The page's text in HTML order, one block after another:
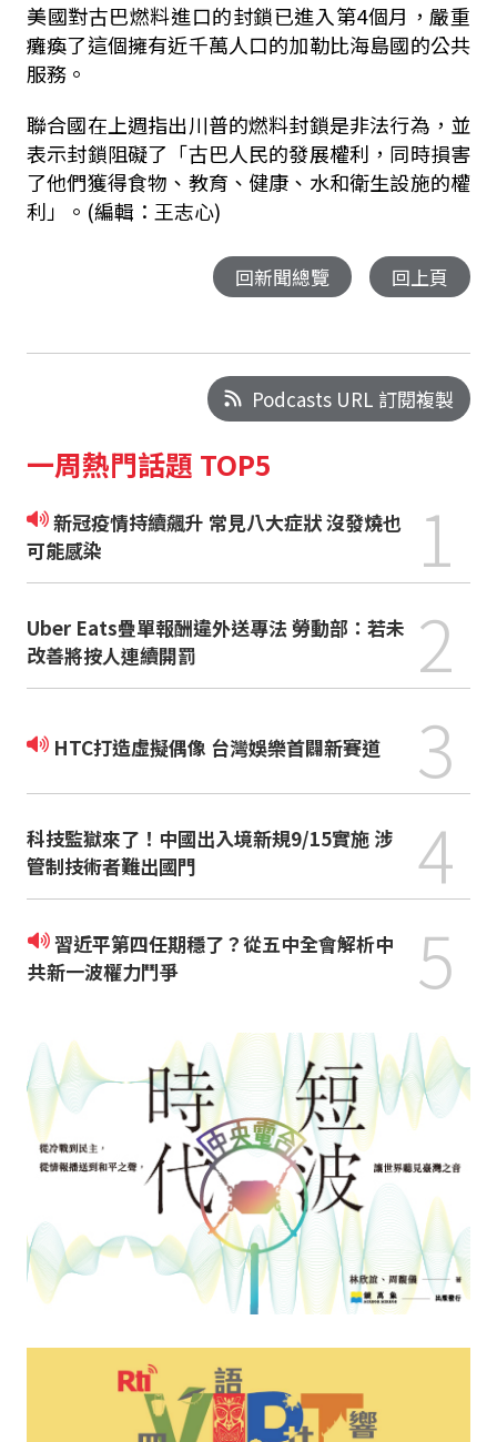
美國對古巴燃料進口的封鎖已進入第4個月，嚴重
癱瘓了這個擁有近千萬人口的加勒比海島國的公共
服務。
聯合國在上週指出川普的燃料封鎖是非法行為，並
表示封鎖阻礙了「古巴人民的發展權利，同時損害
了他們獲得食物、教育、健康、水和衛生設施的權
利」。(編輯：王志心)
回新聞總覽 回上頁
Podcasts URL 訂閱複製
一周熱門話題 TOP5
新冠疫情持續飆升 常見八大症狀 沒發燒也
可能感染
1
Uber Eats疊單報酬違外送專法 勞動部：若未
改善將按人連續開罰
2
HTC打造虛擬偶像 台灣娛樂首闢新賽道 3
科技監獄來了！中國出入境新規9/15實施 涉
管制技術者難出國門
4
習近平第四任期穩了？從五中全會解析中
共新一波權力鬥爭
5